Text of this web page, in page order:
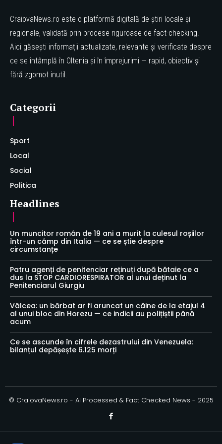
CraiovaNews.ro este o platformă digitală de știri locale și
regionale, validată prin procese riguroase de fact-checking.
Aici găsești informații actualizate, relevante și verificate despre
ce se întâmplă în Oltenia și în împrejurimi — rapid, obiectiv și
fără zgomot inutil.
Categorii
Sport
Local
Social
Politica
Headlines
Un muncitor român de 19 ani a murit la culesul roșiilor
într-un câmp din Italia — ce se știe despre
circumstanțe
Patru agenți de penitenciar reținuți după bătaie ce a
dus la STOP CARDIORESPIRATOR al unui deținut la
Penitenciarul Giurgiu
Vâlcea: un bărbat ar fi aruncat un câine de la etajul 4
al unui bloc din Horezu — ce indicii au polițiștii până
acum
Ce se ascunde în cifrele dezastrului din Venezuela:
bilanțul depășește 6.125 morți
© CraiovaNews.ro - AI Processed & Fact Checked News - 2025